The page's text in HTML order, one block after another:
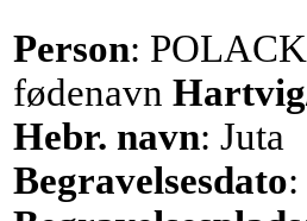
Person:
fødenavn
Hebr. navn: Juta
Begravelsesdato